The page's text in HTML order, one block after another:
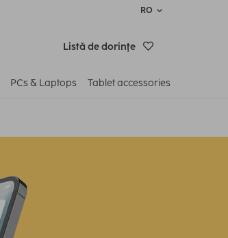
RO
Listă de dorinţe
PCs & Laptops Tablet accessories